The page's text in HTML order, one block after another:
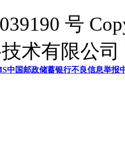
号
术有限公司
中国邮政储蓄银行不良信息举报